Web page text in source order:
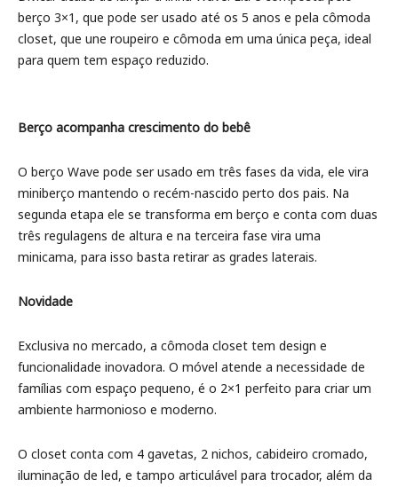
berço 3×1, que pode ser usado até os 5 anos e pela cômoda
closet, que une roupeiro e cômoda em uma única peça, ideal
para quem tem espaço reduzido.
Berço acompanha crescimento do bebê
O berço Wave pode ser usado em três fases da vida, ele vira
miniberço mantendo o recém-nascido perto dos pais. Na
segunda etapa ele se transforma em berço e conta com duas
três regulagens de altura e na terceira fase vira uma
minicama, para isso basta retirar as grades laterais.
Novidade
Exclusiva no mercado, a cômoda closet tem design e
funcionalidade inovadora. O móvel atende a necessidade de
famílias com espaço pequeno, é o 2×1 perfeito para criar um
ambiente harmonioso e moderno.
O closet conta com 4 gavetas, 2 nichos, cabideiro cromado,
iluminação de led, e tampo articulável para trocador, além da